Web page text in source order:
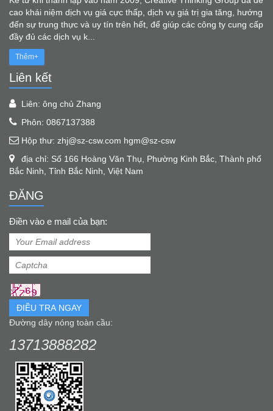
cao khái niệm dịch vụ giá cực thấp, dịch vụ giá trị gia tăng, hướng
đến sự trung thực và uy tín trên hết, để giúp các công ty cung cấp
đầy đủ các dịch vụ k...
Thêm+
Liên kết
Liên: ông chủ Zhang
Phôn: 0867137388
Hộp thư: zhj@sz-csw.com hgm@sz-csw
địa chỉ: Số 166 Hoàng Văn Thụ, Phường Kinh Bắc, Thành phố
Bắc Ninh, Tỉnh Bắc Ninh, Việt Nam
ĐĂNG
Điền vào e mail của bạn:
ĐIỀU TRA NGAY
Đường dây nóng toàn cầu:
13713888282